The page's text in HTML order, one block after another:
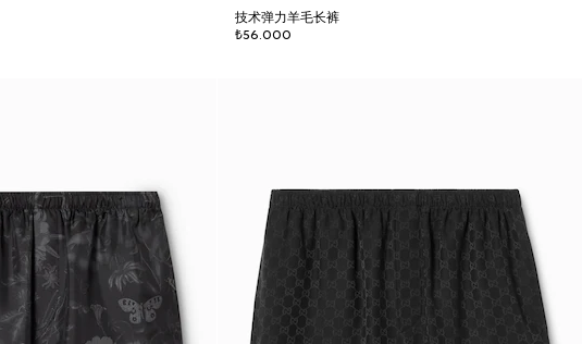
技术弹力羊毛长裤
₺56.000